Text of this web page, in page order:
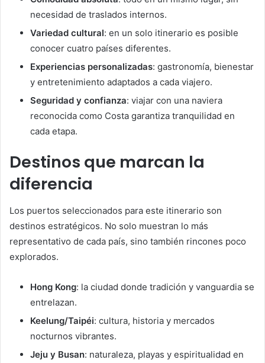
necesidad de traslados internos.
Variedad cultural: en un solo itinerario es posible
conocer cuatro países diferentes.
Experiencias personalizadas: gastronomía, bienestar
y entretenimiento adaptados a cada viajero.
Seguridad y confianza: viajar con una naviera
reconocida como Costa garantiza tranquilidad en
cada etapa.
Destinos que marcan la
diferencia
Los puertos seleccionados para este itinerario son
destinos estratégicos. No solo muestran lo más
representativo de cada país, sino también rincones poco
explorados.
Hong Kong: la ciudad donde tradición y vanguardia se
entrelazan.
Keelung/Taipéi: cultura, historia y mercados
nocturnos vibrantes.
Jeju y Busan: naturaleza, playas y espiritualidad en